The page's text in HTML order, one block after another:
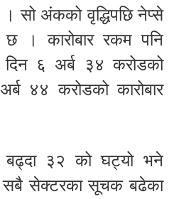
सो अंकको वृद्धिपछि नेप्से
। कारोबार रकम पनि
६ अर्ब ३४ करोडको
४४ करोडको कारोबार
बढ्दा ३२ को घट्यो भने
सबै सेक्टरका सूचक बढेका